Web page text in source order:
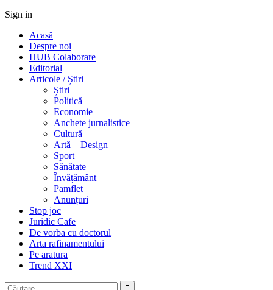
Sign in
Acasă
Despre noi
HUB Colaborare
Editorial
Articole / Știri
Știri
Politică
Economie
Anchete jurnalistice
Cultură
Artă – Design
Sport
Sănătate
Învățământ
Pamflet
Anunțuri
Stop joc
Juridic Cafe
De vorba cu doctorul
Arta rafinamentului
Pe aratura
Trend XXI